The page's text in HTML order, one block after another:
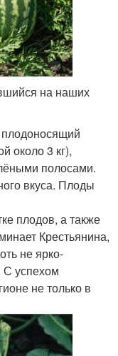
на наших
около 3 кг),
полосами.
вкуса. Плоды
плодов, а также
Крестьянина,
не ярко-
С успехом
не только в